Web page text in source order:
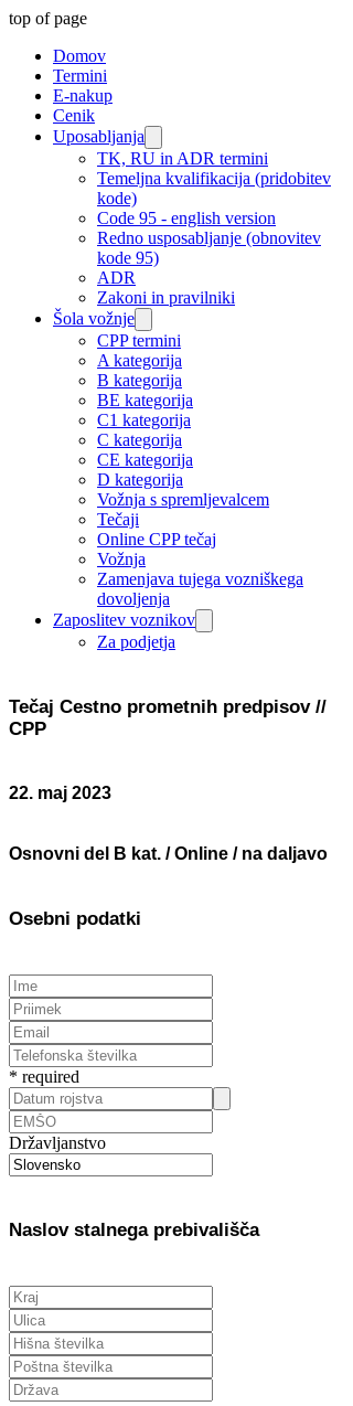
top of page
Domov
Termini
E-nakup
Cenik
Uposabljanja
TK, RU in ADR termini
Temeljna kvalifikacija (pridobitev
kode)
Code 95 - english version
Redno usposabljanje (obnovitev
kode 95)
ADR
Zakoni in pravilniki
Šola vožnje
CPP termini
A kategorija
B kategorija
BE kategorija
C1 kategorija
C kategorija
CE kategorija
D kategorija
Vožnja s spremljevalcem
Tečaji
Online CPP tečaj
Vožnja
Zamenjava tujega vozniškega
dovoljenja
Zaposlitev voznikov
Za podjetja
Tečaj Cestno prometnih predpisov //
CPP
22. maj 2023
Osnovni del B kat. / Online / na daljavo
Osebni podatki
* required
Državljanstvo
Naslov stalnega prebivališča